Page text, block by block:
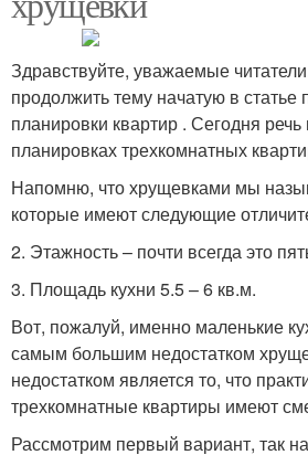
Здравствуйте, уважаемые
продолжить тему начатую в статье
планировки квартир . Сегодня речь
планировках трехкомнатных
Напомню, что хрущевками мы
которые имеют следующие
2. Этажность – почти всегда это
3. Площадь кухни 5.5 – 6 кв.м.
Вот, пожалуй, именно маленькие
самым большим недостатком
недостатком является то, что
трехкомнатные квартиры имеют
Рассмотрим первый вариант, так